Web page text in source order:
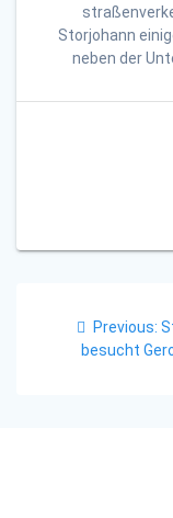
Storjohann
neben der
Previous:
besucht